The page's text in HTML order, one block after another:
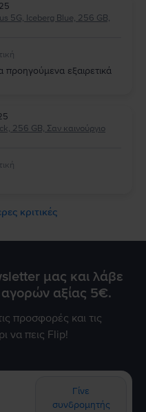
5G, Iceberg Blue, 256 GB,
προηγούμενα εξαιρετικά
256 GB, Σαν καινούργιο
κριτικές
μας και λάβε
αξίας 5€.
προσφορές και τις
να πεις Flip!
Γίνε
συνδρομητής